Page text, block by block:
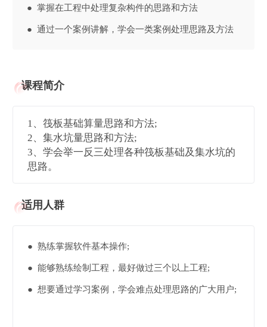
● 掌握在工程中处理复杂构件的思路和方法
● 通过一个案例讲解，学会一类案例处理思路及方法
课程简介
1、筏板基础算量思路和方法;
2、集水坑量思路和方法;
3、学会举一反三处理各种筏板基础及集水坑的
思路。
适用人群
● 熟练掌握软件基本操作;
● 能够熟练绘制工程，最好做过三个以上工程;
● 想要通过学习案例，学会难点处理思路的广大用户;